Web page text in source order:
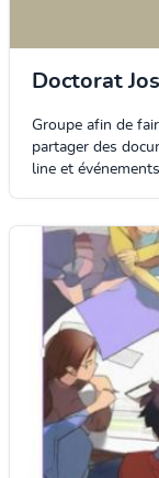
Doctorat
Groupe afin de
partager des
line et